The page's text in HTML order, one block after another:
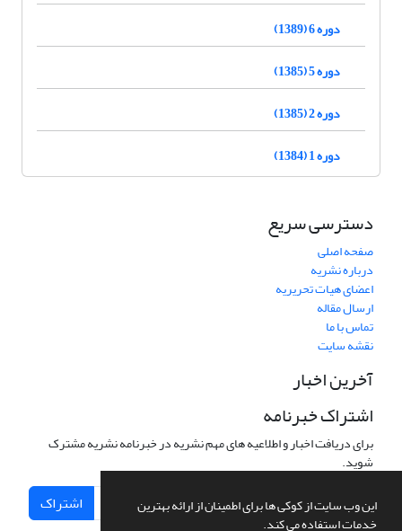
این وب سایت از کوکی ها برای اطمینان از ارائه بهترین
خدمات استفاده می کند.
دوره 6 (1389)
دوره 5 (1385)
دوره 2 (1385)
دوره 1 (1384)
دسترسی سریع
صفحه اصلی
درباره نشریه
اعضای هیات تحریریه
ارسال مقاله
تماس با ما
نقشه سایت
آخرین اخبار
اشتراک خبرنامه
برای دریافت اخبار و اطلاعیه های مهم نشریه در خبرنامه نشریه مشترک
شوید.
اشتراک